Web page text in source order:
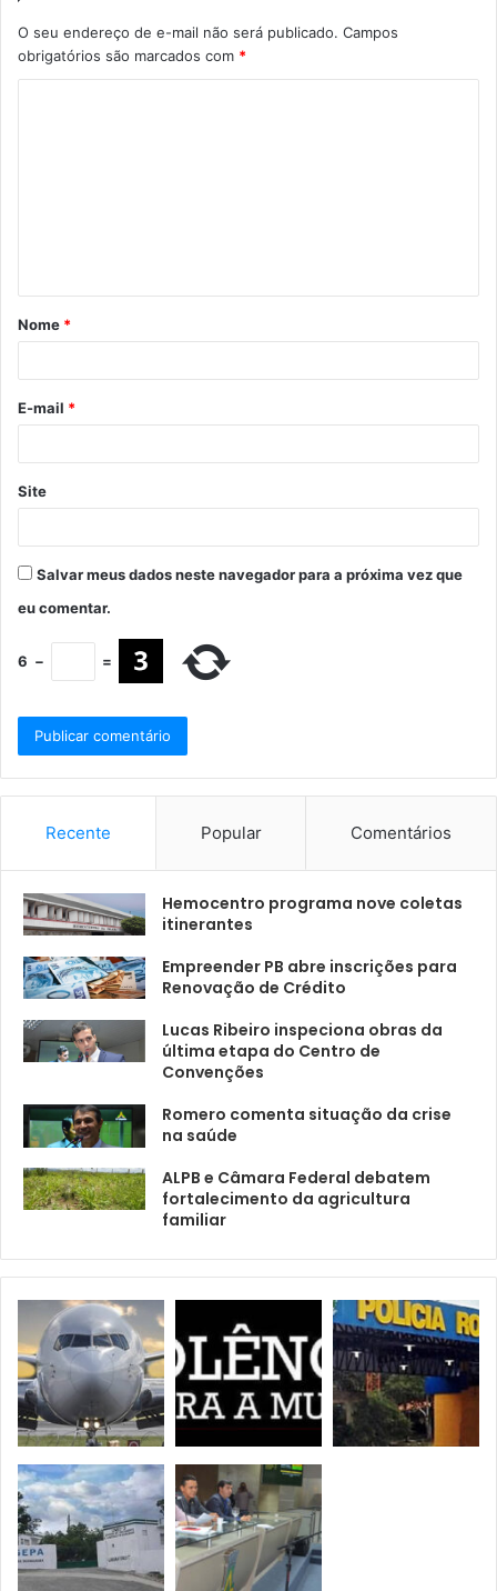
O seu endereço de e-mail não será publicado. Campos
obrigatórios são marcados com *
Nome *
E-mail *
Site
Salvar meus dados neste navegador para a próxima vez que
eu comentar.
6 − =
Recente Popular Comentários
Hemocentro programa nove coletas
itinerantes
Empreender PB abre inscrições para
Renovação de Crédito
Lucas Ribeiro inspeciona obras da
última etapa do Centro de
Convenções
Romero comenta situação da crise
na saúde
ALPB e Câmara Federal debatem
fortalecimento da agricultura
familiar